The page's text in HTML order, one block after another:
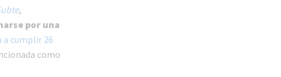
,
por una
a cumplir 26
como